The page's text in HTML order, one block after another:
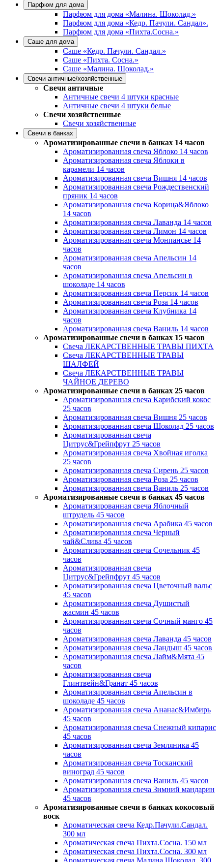
Парфюм для дома
Парфюм для дома «Малина. Шоколад.»
Парфюм для дома «Кедр. Пачули. Сандал».
Парфюм для дома «Пихта.Сосна.»
Саше для дома
Саше «Кедр. Пачули. Сандал.»
Саше «Пихта. Сосна.»
Саше «Малина. Шоколад.»
Свечи античные/хозяйственные
Свечи античные
Античные свечи 4 штуки красные
Античные свечи 4 штуки белые
Свечи хозяйственные
Свечи хозяйственные
Свечи в банках
Ароматизированные свечи в банках 14 часов
Ароматизированная свеча Яблоко 14 часов
Ароматизированная свеча Яблоки в
карамели 14 часов
Ароматизированная свеча Вишня 14 часов
Ароматизированная свеча Рождественский
пряник 14 часов
Ароматизированная свеча Корица&Яблоко
14 часов
Ароматизированная свеча Лаванда 14 часов
Ароматизированная свеча Лимон 14 часов
Ароматизированная свеча Монпансье 14
часов
Ароматизированная свеча Апельсин 14
часов
Ароматизированная свеча Апельсин в
шоколаде 14 часов
Ароматизированная свеча Персик 14 часов
Ароматизированная свеча Роза 14 часов
Ароматизированная свеча Клубника 14
часов
Ароматизированная свеча Ваниль 14 часов
Ароматизированные свечи в банках 15 часов
Свеча ЛЕКАРСТВЕННЫЕ ТРАВЫ ПИХТА
Свеча ЛЕКАРСТВЕННЫЕ ТРАВЫ
ШАЛФЕЙ
Свеча ЛЕКАРСТВЕННЫЕ ТРАВЫ
ЧАЙНОЕ ДЕРЕВО
Ароматизированные свечи в банках 25 часов
Ароматизированная свеча Карибский кокос
25 часов
Ароматизированная свеча Вишня 25 часов
Ароматизированная свеча Шоколад 25 часов
Ароматизированная свеча
Цитрус&Грейпфрут 25 часов
Ароматизированная свеча Хвойная иголка
25 часов
Ароматизированная свеча Сирень 25 часов
Ароматизированная свеча Роза 25 часов
Ароматизированная свеча Ваниль 25 часов
Ароматизированные свечи в банках 45 часов
Ароматизированная свеча Яблочный
штрудель 45 часов
Ароматизированная свеча Арабика 45 часов
Ароматизированная свеча Черный
чай&Слива 45 часов
Ароматизированная свеча Сочельник 45
часов
Ароматизированная свеча
Цитрус&Грейпфрут 45 часов
Ароматизированная свеча Цветочный вальс
45 часов
Ароматизированная свеча Душистый
жасмин 45 часов
Ароматизированная свеча Сочный манго 45
часов
Ароматизированная свеча Лаванда 45 часов
Ароматизированная свеча Ландыш 45 часов
Ароматизированная свеча Лайм&Мята 45
часов
Ароматизированная свеча
Глинтвейн&Гранат 45 часов
Ароматизированная свеча Апельсин в
шоколаде 45 часов
Ароматизированная свеча Ананас&Имбирь
45 часов
Ароматизированная свеча Снежный кипарис
45 часов
Ароматизированная свеча Земляника 45
часов
Ароматизированная свеча Тосканский
виноград 45 часов
Ароматизированная свеча Ваниль 45 часов
Ароматизированная свеча Зимний мандарин
45 часов
Ароматизированные свечи в банках кокосовый
воск
Ароматическая свеча Кедр.Пачули.Сандал.
300 мл
Ароматическая свеча Пихта.Сосна. 150 мл
Ароматическая свеча Пихта.Сосна. 300 мл